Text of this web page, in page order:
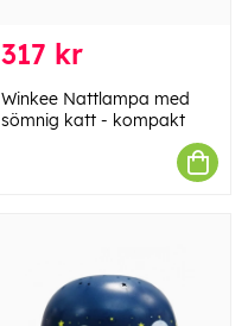
317 kr
Winkee Nattlampa med
sömnig katt - kompakt